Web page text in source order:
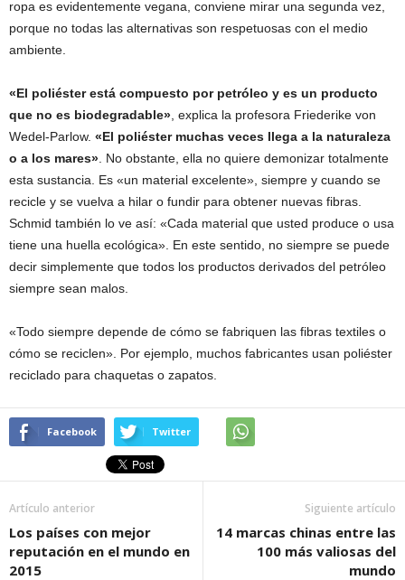
ropa es evidentemente vegana, conviene mirar una segunda vez,
porque no todas las alternativas son respetuosas con el medio
ambiente.
«El poliéster está compuesto por petróleo y es un producto
que no es biodegradable» , explica la profesora Friederike von
Wedel-Parlow. «El poliéster muchas veces llega a la naturaleza
o a los mares» . No obstante, ella no quiere demonizar totalmente
esta sustancia. Es «un material excelente», siempre y cuando se
recicle y se vuelva a hilar o fundir para obtener nuevas fibras.
Schmid también lo ve así: «Cada material que usted produce o usa
tiene una huella ecológica». En este sentido, no siempre se puede
decir simplemente que todos los productos derivados del petróleo
siempre sean malos.
«Todo siempre depende de cómo se fabriquen las fibras textiles o
cómo se reciclen». Por ejemplo, muchos fabricantes usan poliéster
reciclado para chaquetas o zapatos.
Facebook Twitter
Artículo anterior
Los países con mejor
reputación en el mundo en
2015
Siguiente artículo
14 marcas chinas entre las
100 más valiosas del
mundo